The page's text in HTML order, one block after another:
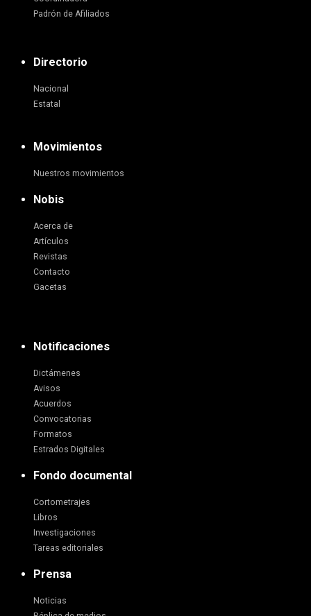
Padrón de Afiliados
Directorio
Nacional
Estatal
Movimientos
Nuestros movimientos
Nobis
Acerca de
Artículos
Revistas
Contacto
Gacetas
Notificaciones
Dictámenes
Avisos
Acuerdos
Convocatorias
Formatos
Estrados Digitales
Fondo documental
Cortometrajes
Libros
Investigaciones
Tareas editoriales
Prensa
Noticias